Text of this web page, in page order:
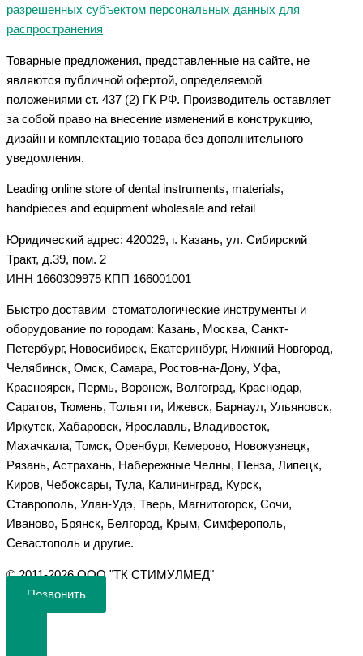
разрешенных субъектом персональных данных для
распространения
Товарные предложения, представленные на сайте, не
являются публичной офертой, определяемой
положениями ст. 437 (2) ГК РФ. Производитель оставляет
за собой право на внесение изменений в конструкцию,
дизайн и комплектацию товара без дополнительного
уведомления.
Leading online store of dental instruments, materials,
handpieces and equipment wholesale and retail
Юридический адрес: 420029, г. Казань, ул. Сибирский
Тракт, д.39, пом. 2
ИНН 1660309975 КПП 166001001
Быстро доставим стоматологические инструменты и
оборудование по городам: Казань, Москва, Санкт-
Петербург, Новосибирск, Екатеринбург, Нижний Новгород,
Челябинск, Омск, Самара, Ростов-на-Дону, Уфа,
Красноярск, Пермь, Воронеж, Волгоград, Краснодар,
Саратов, Тюмень, Тольятти, Ижевск, Барнаул, Ульяновск,
Иркутск, Хабаровск, Ярославль, Владивосток,
Махачкала, Томск, Оренбург, Кемерово, Новокузнецк,
Рязань, Астрахань, Набережные Челны, Пенза, Липецк,
Киров, Чебоксары, Тула, Калининград, Курск,
Ставрополь, Улан-Удэ, Тверь, Магнитогорск, Сочи,
Иваново, Брянск, Белгород, Крым, Симферополь,
Севастополь и другие.
©️ 2011-2026 ООО "ТК СТИМУЛМЕД"
Позвонить